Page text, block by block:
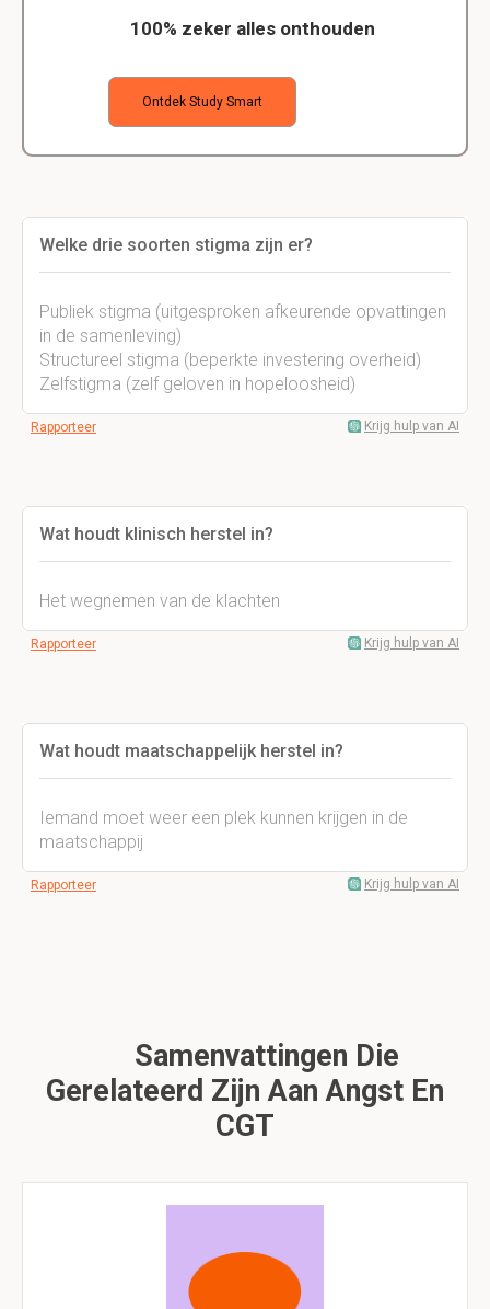
100% zeker alles onthouden
Ontdek Study Smart
Welke drie soorten stigma zijn er?
Publiek stigma (uitgesproken afkeurende opvattingen
in de samenleving)
Structureel stigma (beperkte investering overheid)
Zelfstigma (zelf geloven in hopeloosheid)
Rapporteer Krijg hulp van AI
Wat houdt klinisch herstel in?
Het wegnemen van de klachten
Rapporteer Krijg hulp van AI
Wat houdt maatschappelijk herstel in?
Iemand moet weer een plek kunnen krijgen in de
maatschappij
Rapporteer Krijg hulp van AI
Samenvattingen Die
Gerelateerd Zijn Aan Angst En
CGT